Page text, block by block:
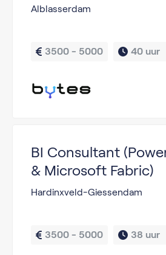
Alblasserdam
3500 - 5000 40 uur
BI Consultant
& Microsoft Fabric)
Hardinxveld-Giessendam
3500 - 5000 38 uur